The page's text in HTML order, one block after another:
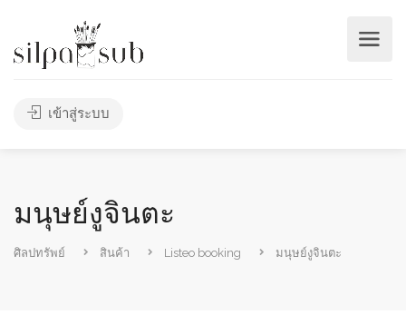
เข้าสู่ระบบ
มนุษย์งูจินตะ
ศิลปทรัพย์ สินค้า Listeo booking มนุษย์งูจินตะ